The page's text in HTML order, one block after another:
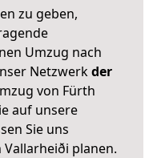
zu geben,
Umzug nach
Netzwerkder
von Fürth
auf unsere
Sie uns
planen.